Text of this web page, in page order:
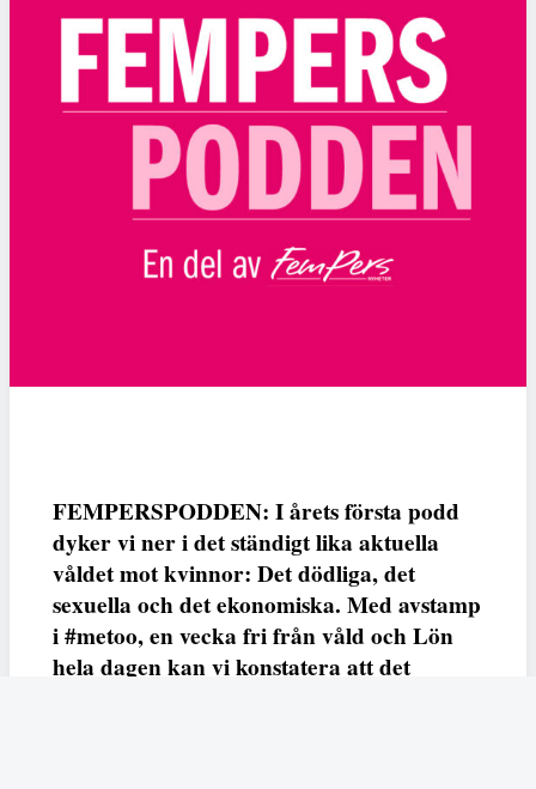
FEMPERSPODDEN: I årets första podd
dyker vi ner i det ständigt lika aktuella
våldet mot kvinnor: Det dödliga, det
sexuella och det ekonomiska. Med avstamp
i #metoo, en vecka fri från våld och Lön
hela dagen kan vi konstatera att det